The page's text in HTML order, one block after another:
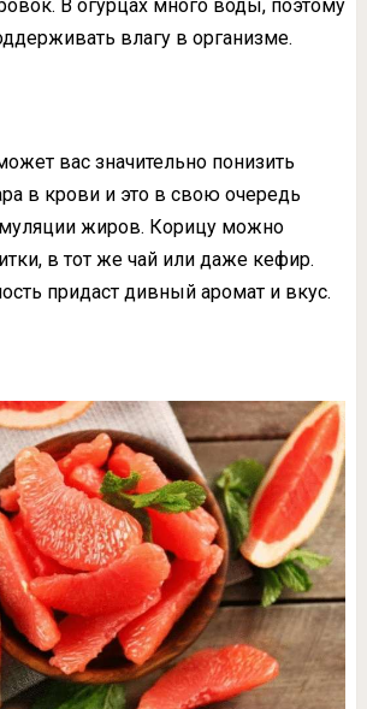
В огурцах много воды, поэтому
влагу в организме.
вас значительно понизить
в крови и это в свою очередь
жиров. Корицу можно
в тот же чай или даже кефир.
придаст дивный аромат и вкус.